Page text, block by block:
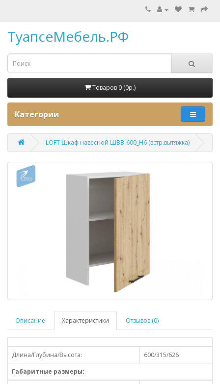
ТуапсеМебель.РФ
Товаров 0 (0p.)
Категории
LOFT Шкаф навесной ШВВ-600_Н6 (встр.вытяжка)
Описание Характеристики Отзывов (0)
Длина/Глубина/Высота:
600/315/626
Габаритные размеры: